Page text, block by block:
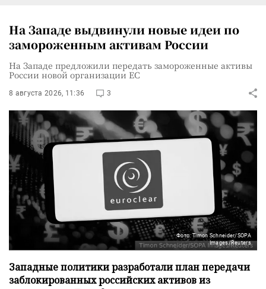
На Западе выдвинули новые идеи по
замороженным активам России
На Западе предложили передать замороженные активы
России новой организации ЕС
8 августа 2026, 11:36 3
Фото: Timon Schneider/SOPA
Images/Reuters
Западные политики разработали план передачи
заблокированных российских активов из